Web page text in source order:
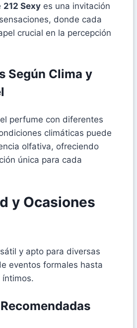
212 Sexy es una invitación
donde cada
crucial en la percepción
Según Clima y
perfume con diferentes
climáticas puede
olfativa, ofreciendo
única para cada
y Ocasiones
y apto para diversas
eventos formales hasta
íntimos.